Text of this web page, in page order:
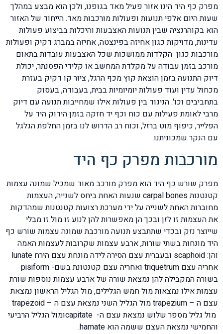
מפרק כף היד הינו אזור פעיל מאד בגופנו, ולכן הוא מבצע במהלך
שעות היום אלפי תנועות ופעולות מורכבות מאד. הייחוד של האזור
הוא בקוהרנציה שבין תנועות האצבעות והיכלות בביצוע פעולות
עדינות, מדויקות כגון אחיזה בפינצטה, אחיזה במברג דקיק ופעולות
מורכבות כגון הקלדות ממושכות שכל האצבעות עובדות בתאום
מורכב בזמן עבודה על מקלדת המחשב או קלידי הפסנתר, יכולת
דיוק התנועה בזמן הוצאת קוץ מכף הרגל, ציור קו דקיק בעזרת
מכחול עדין ועוד פעולות יומיומיות בבית, בעבודה, בעסוק
בתחביבים וכו'. הניגוד בין פעולות אילו שמחייבות תנועה עם דיוק
מרבי לאומת פעילות עם כוח וכף יד חזקה בזמן הידוק היד על
הפלייר, כיפוף מוט ברזל, וכוח רב הדרוש לנו בזמן החלפת הגלגל
עם הנקר שמכוניתנו.
מורכבות מפרק כף היד
מפרק שורש כף היד הוא מפרק מורכב מאוד שמכיל שמונה עצמות
קטנטנות carpal bones שנעות האחת ביחס לשנייה, העצמות
מחוברות האחת לשנייה על ידי מערכת רצועות קטנטנות שמהדקות
את העצמות זו לזן ובכך הן מאפשרות להן לנוע זו מול זו מבלי
שייוצר נזק ובכדי שתתבצע תנועה מורכבת שמונה עצמות שורש כף
היד מונחות בשתי שורות, ארבע עצמות שקרובות לעצמות האמה
והן: scaphoid ובעברית עצם הסירה לידה מונחת עצם הירח lunate
אחריה עצם triquetrum ואחריה עצם קטנטונת בשם- pisiform
בשורה המקבילה להן נמצאת שורה של ארבע עצמות נוספות שורת
עצמות אילו נמצאות מול חמש הגלילים, מול הגליל הראשון נמצאת
עצם ה – trapezium מול הגליל השני נמצאת עצם ה – trapezoid
מול גליל מספר שלוש נמצאת עצם ה- capitateומול הגליל הרביעי
והחמישי נמצאת העצם ששמה הוא hamate.